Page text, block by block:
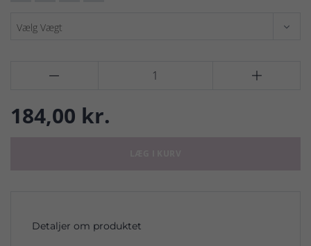
 
184,00 kr.
Detaljer om produktet